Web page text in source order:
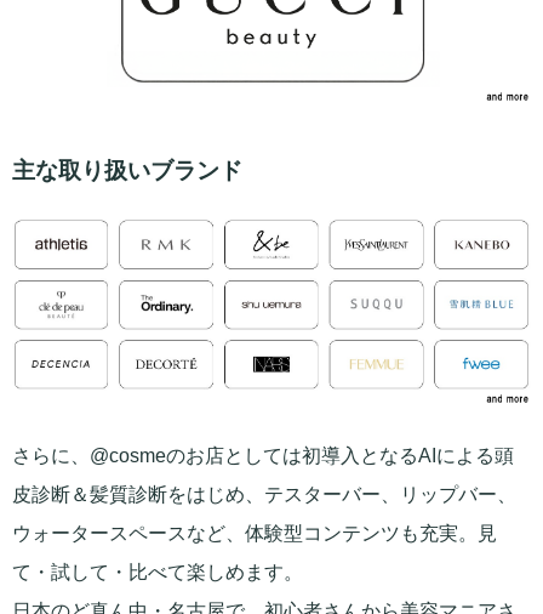
主な取り扱いブランド
さらに、@cosmeのお店としては初導入となるAIによる頭
皮診断＆髪質診断をはじめ、テスターバー、リップバー、
ウォータースペースなど、体験型コンテンツも充実。見
て・試して・比べて楽しめます。